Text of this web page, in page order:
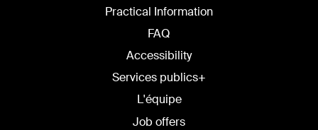
Practical Information
FAQ
Accessibility
Services publics+
L'équipe
Job offers